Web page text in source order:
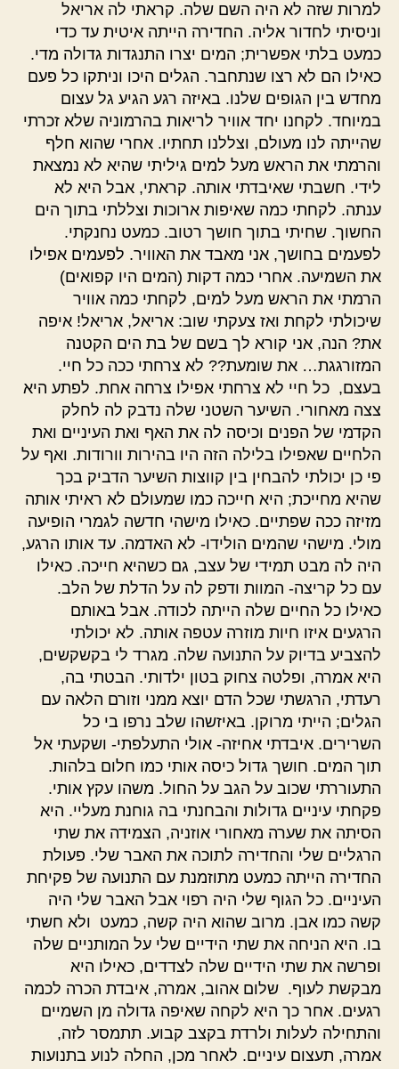
למרות שזה לא היה השם שלה. קראתי לה אריאל
וניסיתי לחדור אליה. החדירה הייתה איטית עד כדי
כמעט בלתי אפשרית; המים יצרו התנגדות גדולה מדי.
כאילו הם לא רצו שנתחבר. הגלים היכו וניתקו כל פעם
מחדש בין הגופים שלנו. באיזה רגע הגיע גל עצום
במיוחד. לקחנו יחד אוויר לריאות בהרמוניה שלא זכרתי
שהייתה לנו מעולם, וצללנו תחתיו. אחרי שהוא חלף
והרמתי את הראש מעל למים גיליתי שהיא לא נמצאת
לידי. חשבתי שאיבדתי אותה. קראתי, אבל היא לא
ענתה. לקחתי כמה שאיפות ארוכות וצללתי בתוך הים
החשוך. שחיתי בתוך חושך רטוב. כמעט נחנקתי.
לפעמים בחושך, אני מאבד את האוויר. לפעמים אפילו
את השמיעה. אחרי כמה דקות (המים היו קפואים)
הרמתי את הראש מעל למים, לקחתי כמה אוויר
שיכולתי לקחת ואז צעקתי שוב: אריאל, אריאל! איפה
את? הנה, אני קורא לך בשם של בת הים הקטנה
המזורגגת… את שומעת?? לא צרחתי ככה כל חיי.
בעצם, כל חיי לא צרחתי אפילו צרחה אחת. לפתע היא
צצה מאחורי. השיער השטני שלה נדבק לה לחלק
הקדמי של הפנים וכיסה לה את האף ואת העיניים ואת
הלחיים שאפילו בלילה הזה היו בהירות וורודות. ואף על
פי כן יכולתי להבחין בין קווצות השיער הדביק בכך
שהיא מחייכת; היא חייכה כמו שמעולם לא ראיתי אותה
מזיזה ככה שפתיים. כאילו מישהי חדשה לגמרי הופיעה
מולי. מישהי שהמים הולידו- לא האדמה. עד אותו הרגע,
היה לה מבט תמידי של עצב, גם כשהיא חייכה. כאילו
עם כל קריצה- המוות ודפק לה על הדלת של הלב.
כאילו כל החיים שלה הייתה לכודה. אבל באותם
הרגעים איזו חיות מוזרה עטפה אותה. לא יכולתי
להצביע בדיוק על התנועה שלה. מגרד לי בקשקשים,
היא אמרה, ופלטה צחוק בטון ילדותי. הבטתי בה,
רעדתי, הרגשתי שכל הדם יוצא ממני וזורם הלאה עם
הגלים; הייתי מרוקן. באיזשהו שלב נרפו בי כל
השרירים. איבדתי אחיזה- אולי התעלפתי- ושקעתי אל
תוך המים. חושך גדול כיסה אותי כמו חלום בלהות.
התעוררתי שכוב על הגב על החול. משהו עקץ אותי.
פקחתי עיניים גדולות והבחנתי בה גוחנת מעליי. היא
הסיתה את שערה מאחורי אוזניה, הצמידה את שתי
הרגליים שלי והחדירה לתוכה את האבר שלי. פעולת
החדירה הייתה כמעט מתוזמנת עם התנועה של פקיחת
העיניים. כל הגוף שלי היה רפוי אבל האבר שלי היה
קשה כמו אבן. מרוב שהוא היה קשה, כמעט ולא חשתי
בו. היא הניחה את שתי הידיים שלי על המותניים שלה
ופרשה את שתי הידיים שלה לצדדים, כאילו היא
מבקשת לעוף. שלום אהוב, אמרה, איבדת הכרה לכמה
רגעים. אחר כך היא לקחה שאיפה גדולה מן השמיים
והתחילה לעלות ולרדת בקצב קבוע. תתמסר לזה,
אמרה, תעצום עיניים. לאחר מכן, החלה לנוע בתנועות